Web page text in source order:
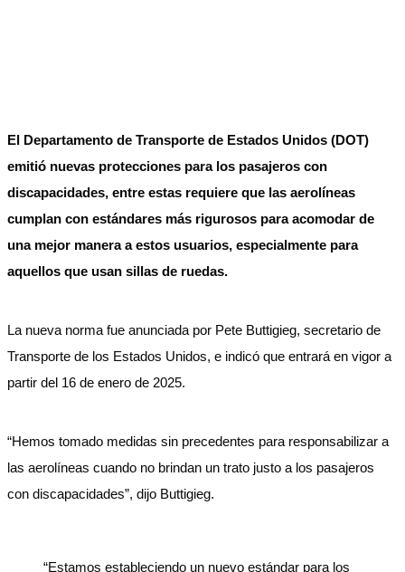
El Departamento de Transporte de Estados Unidos (DOT)
emitió nuevas protecciones para los pasajeros con
discapacidades, entre estas requiere que las aerolíneas
cumplan con estándares más rigurosos para acomodar de
una mejor manera a estos usuarios, especialmente para
aquellos que usan sillas de ruedas.
La nueva norma fue anunciada por Pete Buttigieg, secretario de
Transporte de los Estados Unidos, e indicó que entrará en vigor a
partir del 16 de enero de 2025.
“Hemos tomado medidas sin precedentes para responsabilizar a
las aerolíneas cuando no brindan un trato justo a los pasajeros
con discapacidades”, dijo Buttigieg.
“Estamos estableciendo un nuevo estándar para los